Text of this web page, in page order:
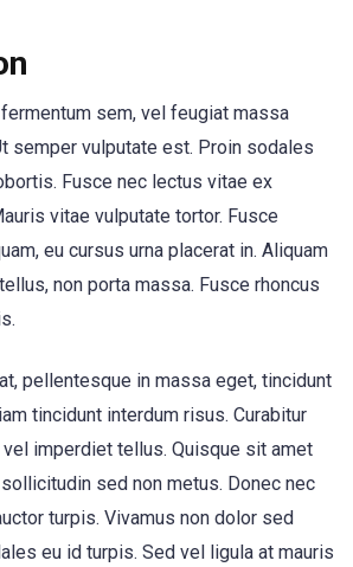
sem, vel feugiat massa
semper vulputate est. Proin sodales
Fusce nec lectus vitae ex
vitae vulputate tortor. Fusce
eu cursus urna placerat in. Aliquam
non porta massa. Fusce rhoncus
pellentesque in massa eget, tincidunt
tincidunt interdum risus. Curabitur
imperdiet tellus. Quisque sit amet
sed non metus. Donec nec
turpis. Vivamus non dolor sed
eu id turpis. Sed vel ligula at mauris